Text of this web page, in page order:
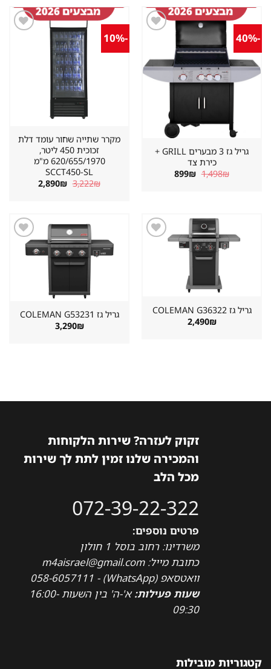
במועדפים
גריל גז 3 מבערים GRILL +
כירת צד
1,498 המחיר
899 ₪ המחיר
מקרר שתייה שחור עומד דלת
זכוכית 450 ליטר,
620/655/1970 מ"מ
SCCT450-SL
3,222 המחיר
המקורי
2,890 ₪ המחיר
הנוכחי
גריל גז ⁦COLEMAN G36322⁩
2,490
שמור
מוצר
גריל גז ⁦COLEMAN G53231⁩
3,290
זקוק לעזרה? שירות הלקוחות
והמכירה שלנו זמין לתת לך שירות
מכל הלב
072-39-22-322
פרטים נוספים:
משרדינו: רחוב בוסל 1 חולון
כתובת מייל: m4aisrael@gmail.com
וואטסאפ (WhatsApp) - 058-6057111
שעות פעילות:
א'-ה' בין השעות 16:00-
09:30
קטגוריות מובילות